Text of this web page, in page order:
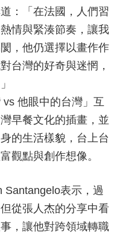
：「在法國，人們習
情與緊湊節奏，讓我
，他仍選擇以畫作作
台灣的好奇與迷惘，
他眼中的台灣」互
早餐文化的插畫，並
的生活樣貌，台上台
觀點與創作想像。
Santangelo表示，過
從張人杰的分享中看
，讓他對跨領域轉職